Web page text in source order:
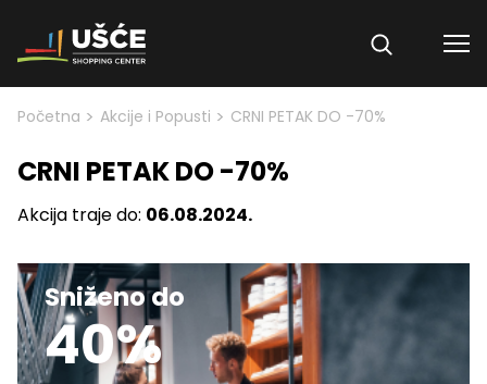
Skip to content
Početna > Akcije i Popusti > CRNI PETAK DO -70%
CRNI PETAK DO -70%
Akcija traje do: 06.08.2024.
Sniženo do
40%